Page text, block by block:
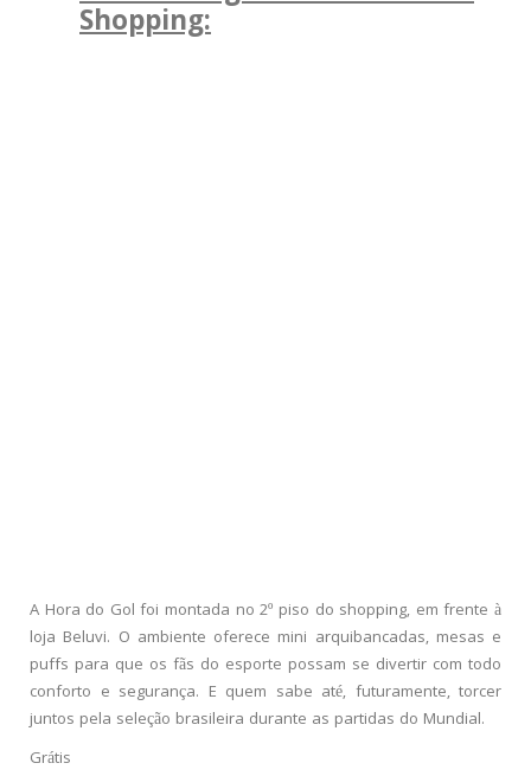
Shopping:
A Hora do Gol foi montada no 2º piso do shopping, em frente à
loja Beluvi. O ambiente oferece mini arquibancadas, mesas e
puffs para que os fãs do esporte possam se divertir com todo
conforto e segurança. E quem sabe até, futuramente, torcer
juntos pela seleção brasileira durante as partidas do Mundial.
Grátis